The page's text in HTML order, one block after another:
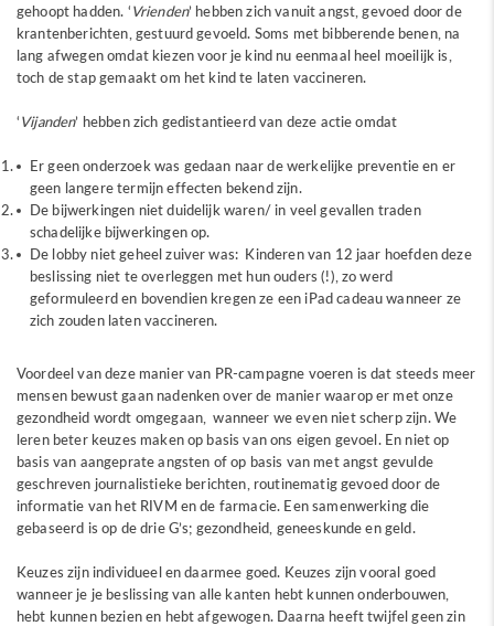
gehoopt hadden. ‘Vrienden’ hebben zich vanuit angst, gevoed door de
krantenberichten, gestuurd gevoeld. Soms met bibberende benen, na
lang afwegen omdat kiezen voor je kind nu eenmaal heel moeilijk is,
toch de stap gemaakt om het kind te laten vaccineren.
‘Vijanden’ hebben zich gedistantieerd van deze actie omdat
Er geen onderzoek was gedaan naar de werkelijke preventie en er
geen langere termijn effecten bekend zijn.
De bijwerkingen niet duidelijk waren/ in veel gevallen traden
schadelijke bijwerkingen op.
De lobby niet geheel zuiver was: Kinderen van 12 jaar hoefden deze
beslissing niet te overleggen met hun ouders (!), zo werd
geformuleerd en bovendien kregen ze een iPad cadeau wanneer ze
zich zouden laten vaccineren.
Voordeel van deze manier van PR-campagne voeren is dat steeds meer
mensen bewust gaan nadenken over de manier waarop er met onze
gezondheid wordt omgegaan, wanneer we even niet scherp zijn. We
leren beter keuzes maken op basis van ons eigen gevoel. En niet op
basis van aangeprate angsten of op basis van met angst gevulde
geschreven journalistieke berichten, routinematig gevoed door de
informatie van het RIVM en de farmacie. Een samenwerking die
gebaseerd is op de drie G’s; gezondheid, geneeskunde en geld.
Keuzes zijn individueel en daarmee goed. Keuzes zijn vooral goed
wanneer je je beslissing van alle kanten hebt kunnen onderbouwen,
hebt kunnen bezien en hebt afgewogen. Daarna heeft twijfel geen zin